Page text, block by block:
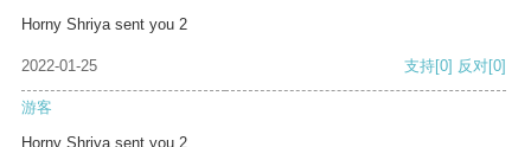
Horny Shriya sent you 2
2022-01-25 支持[0] 反对[0]
游客
Horny Shriya sent you 2